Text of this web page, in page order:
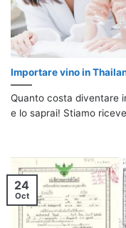
Importare vino in
Quanto costa diventare
e lo saprai! Stiamo
24
Oct